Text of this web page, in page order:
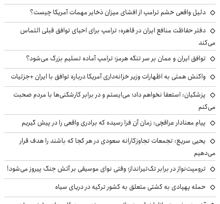
دلیل واقعی خشم ترامپ از افشای میزان ذخایر مهمات آمریکا چیست؟
دفتر حفاظت منافع ایران در قاهره: ترامپ برای احیای توافق قبلی التماس
می‌کند
توافق ایران و عمان بر سر تنگه هرمز؛ ترامپ آماده تسلیم بزرگ می‌شود؟
واکنش همتی به اظهارات وزیر خزانه‌داری آمریکا درباره توافق با ایران +جزئیات
پزشکیان: استعفا نخواهم داد؛ می‌ایستم و در برابر کارشکنی‌ها با مردم صحبت
می‌کنم
پیام معنادار عراقچی: زمان آن فرا رسیده که برادری واقعی را در پیش گیریم
یحیی سریع: تجمعات تجاوزکارانه سعودی در هر کجا که باشند را هدف قرار
می‌دهیم
ترومپت‌نواز در برابر تک‌تیرانداز؛ وقتی نوای موسیقی بر آتش جنگ پیروز می‌شود!
حمله پهپادی به کشتی متعلق به کشور ترکیه در دریای سیاه